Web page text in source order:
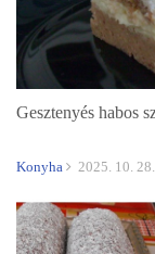
Gesztenyés habos
Konyha 2025. 10. 28.